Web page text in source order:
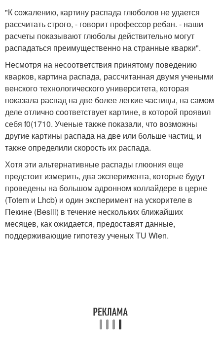
"К сожалению, картину распада глюболов не удается
рассчитать строго, - говорит профессор ребан. - наши
расчеты показывают глюболы действительно могут
распадаться преимущественно на странные кварки".
Несмотря на несоответствия принятому поведению
кварков, картина распада, рассчитанная двумя учеными
венского технологического университета, которая
показала распад на две более легкие частицы, на самом
деле отлично соответствует картине, в которой проявил
себя f0(1710. Ученые также показали, что возможны
другие картины распада на две или больше частиц, и
также определили скорость их распада.
Хотя эти альтернативные распады глюония еще
предстоит измерить, два эксперимента, которые будут
проведены на большом адронном коллайдере в церне
(Totem и Lhcb) и один эксперимент на ускорителе в
Пекине (Besiii) в течение нескольких ближайших
месяцев, как ожидается, предоставят данные,
поддерживающие гипотезу ученых TU Wien.